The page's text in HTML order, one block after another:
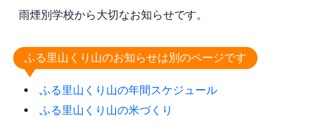
雨煙別学校から大切なお知らせです。
ふる里山くり山のお知らせは別のページです
ふる里山くり山の年間スケジュール
ふる里山くり山の米づくり